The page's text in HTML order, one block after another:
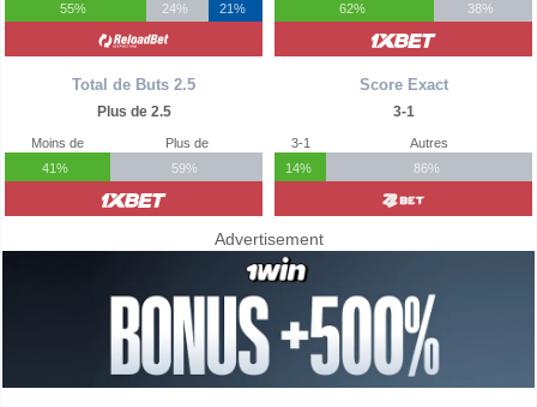
55%
24%
21%
Total de Buts 2.5
Plus de 2.5
Moins de
41%
Plus de
59%
62%
38%
Score Exact
3-1
3-1
14%
Autres
86%
Advertisement